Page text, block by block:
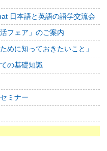
日本語と英語の語学交流会
フェア」のご案内
めに知っておきたいこと」
の基礎知識
ミナー